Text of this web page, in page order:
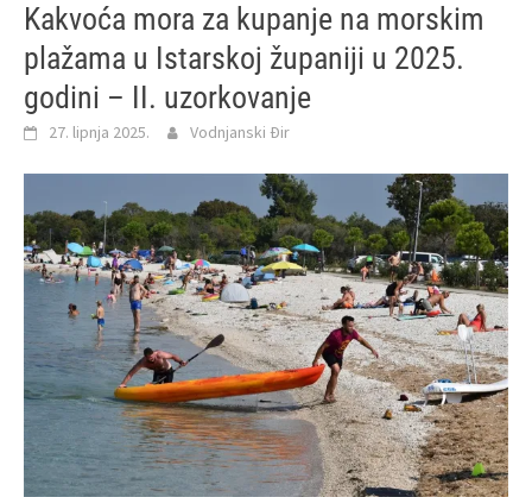
Kakvoća mora za kupanje na morskim
plažama u Istarskoj županiji u 2025.
godini – II. uzorkovanje
27. lipnja 2025. Vodnjanski Đir